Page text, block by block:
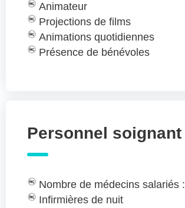
Animateur
Projections de films
Animations quotidiennes
Présence de bénévoles
Personnel soignant
Nombre de médecins salariés :
Infirmières de nuit